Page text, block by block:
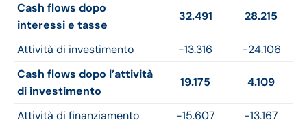
Cash flows dopo
interessi e tasse
32.491 28.215
Attività di investimento -13.316
-24.106
Cash flows dopo l’attività
di investimento
19.175 4.109
Attività di finanziamento -15.607
-13.167